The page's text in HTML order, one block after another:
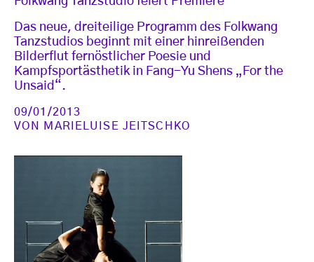
Das neue, dreiteilige Programm des Folkwang
Tanzstudios beginnt mit einer hinreißenden
Bilderflut fernöstlicher Poesie und
Kampfsportästhetik in Fang-Yu Shens „For the
Unsaid“.
09/01/2013
VON MARIELUISE JEITSCHKO